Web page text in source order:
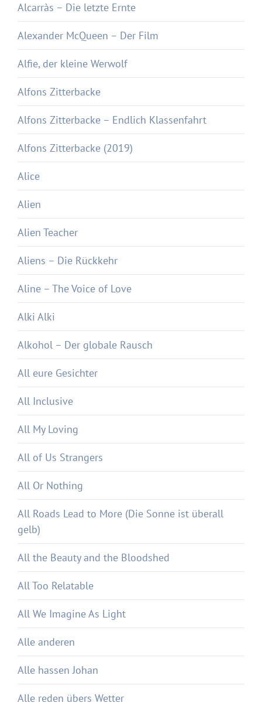
Alcarràs – Die letzte Ernte
Alexander McQueen – Der Film
Alfie, der kleine Werwolf
Alfons Zitterbacke
Alfons Zitterbacke – Endlich Klassenfahrt
Alfons Zitterbacke (2019)
Alice
Alien
Alien Teacher
Aliens – Die Rückkehr
Aline – The Voice of Love
Alki Alki
Alkohol – Der globale Rausch
All eure Gesichter
All Inclusive
All My Loving
All of Us Strangers
All Or Nothing
All Roads Lead to More (Die Sonne ist überall
gelb)
All the Beauty and the Bloodshed
All Too Relatable
All We Imagine As Light
Alle anderen
Alle hassen Johan
Alle reden übers Wetter